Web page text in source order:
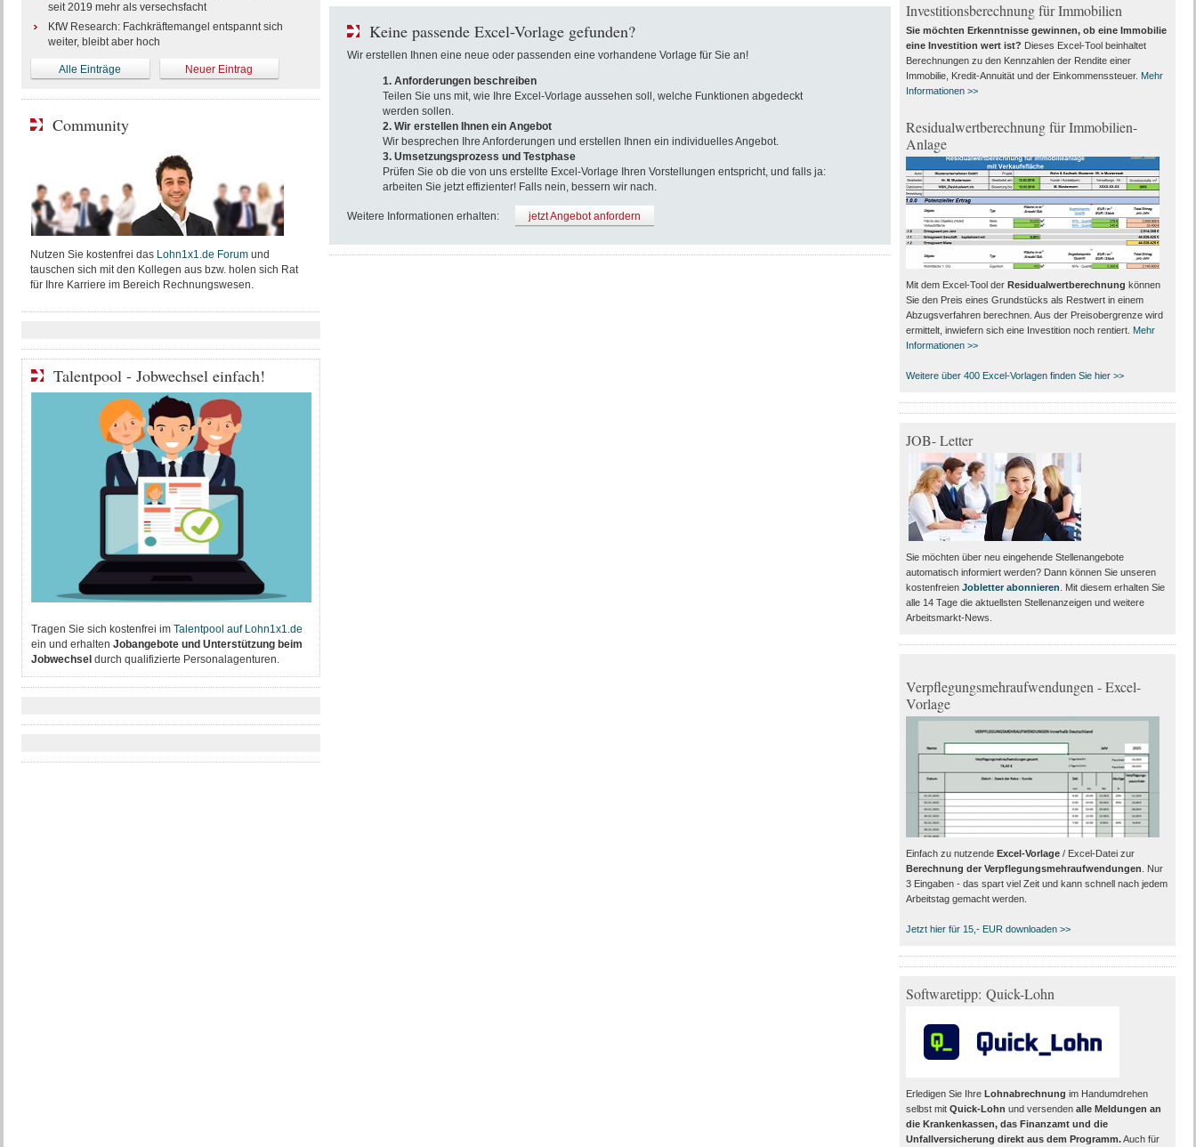
Keine passende Excel-Vorlage gefunden?
Wir erstellen Ihnen eine neue oder passenden eine vorhandene Vorlage für Sie an!
1. Anforderungen beschreiben
Teilen Sie uns mit, wie Ihre Excel-Vorlage aussehen soll, welche Funktionen abgedeckt
werden sollen.
2. Wir erstellen Ihnen ein Angebot
Wir besprechen Ihre Anforderungen und erstellen Ihnen ein individuelles Angebot.
3. Umsetzungsprozess und Testphase
Prüfen Sie ob die von uns erstellte Excel-Vorlage Ihren Vorstellungen entspricht, und falls ja:
arbeiten Sie jetzt effizienter! Falls nein, bessern wir nach.
Weitere Informationen erhalten: jetzt Angebot anfordern
seit 2019 mehr als versechsfacht
KfW Research: Fachkräftemangel entspannt sich
weiter, bleibt aber hoch
Alle Einträge Neuer Eintrag
Community
Nutzen Sie kostenfrei das Lohn1x1.de Forumund
tauschen sich mit den Kollegen aus bzw. holen sich Rat
für Ihre Karriere im Bereich Rechnungswesen.
Talentpool - Jobwechsel einfach!
Tragen Sie sich kostenfrei im Talentpool auf Lohn1x1.de
ein und erhalten Jobangebote und Unterstützung beim
Jobwechsel durch qualifizierte Personalagenturen.
Investitionsberechnung für Immobilien
Sie möchten Erkenntnisse gewinnen, ob eine Immobilie
eine Investition wert ist? Dieses Excel-Tool beinhaltet
Berechnungen zu den Kennzahlen der Rendite einer
Immobilie, Kredit-Annuität und der Einkommenssteuer. Mehr
Informationen >>
Residualwertberechnung für Immobilien-
Anlage
Mit dem Excel-Tool der Residualwertberechnung können
Sie den Preis eines Grundstücks als Restwert in einem
Abzugsverfahren berechnen. Aus der Preisobergrenze wird
ermittelt, inwiefern sich eine Investition noch rentiert. Mehr
Informationen >>
Weitere über 400 Excel-Vorlagen finden Sie hier >>
JOB- Letter
Sie möchten über neu eingehende Stellenangebote
automatisch informiert werden? Dann können Sie unseren
kostenfreien Jobletter abonnieren . Mit diesem erhalten Sie
alle 14 Tage die aktuellsten Stellenanzeigen und weitere
Arbeitsmarkt-News.
Verpflegungsmehraufwendungen - Excel-
Vorlage
Einfach zu nutzende Excel-Vorlage/ Excel-Datei zur
Berechnung der Verpflegungsmehraufwendungen . Nur
3 Eingaben - das spart viel Zeit und kann schnell nach jedem
Arbeitstag gemacht werden.
Jetzt hier für 15,- EUR downloaden >>
Softwaretipp: Quick-Lohn
Erledigen Sie IhreLohnabrechnung im Handumdrehen
selbst mitQuick-Lohn und versendenalle Meldungen an
die Krankenkassen, das Finanzamt und die
Unfallversicherung direkt aus dem Programm.Auch für